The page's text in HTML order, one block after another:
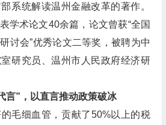
系统解读温州金融改革的著作。
学术论文40余篇，论文曾获“全国
讨会”优秀论文二等奖，被聘为中
研究员、温州市人民政府经济研
言”，以直言推动政策破冰
毛细血管，贡献了50%以上的税